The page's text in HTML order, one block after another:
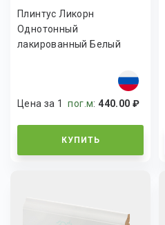
Плинтус Ликорн
Однотонный
лакированный Белый
Цена за 1пог.м:440.00 ₽
КУПИТЬ